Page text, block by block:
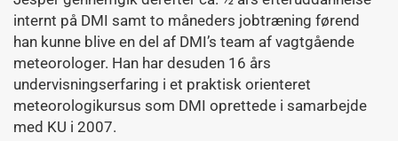
internt på DMI samt to måneders jobtræning førend
han kunne blive en del af DMI’s team af vagtgående
meteorologer. Han har desuden 16 års
undervisningserfaring i et praktisk orienteret
meteorologikursus som DMI oprettede i samarbejde
med KU i 2007.